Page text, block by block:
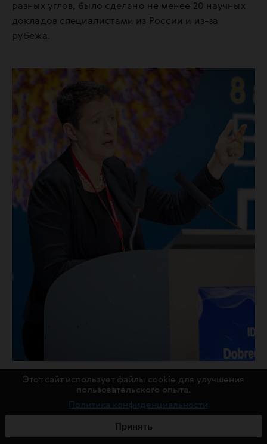
разных углов, было сделано не менее 20 научных
докладов специалистами из России и из-за
рубежа.
Идит Добрецки-Мери, руководитель отделения
(Хайфа, Израиль)
По словам руководителя отделения интенсивной
Этот сайт использует файлы cookie для улучшения
пользовательского опыта.
Политика конфиденциальности
Принять